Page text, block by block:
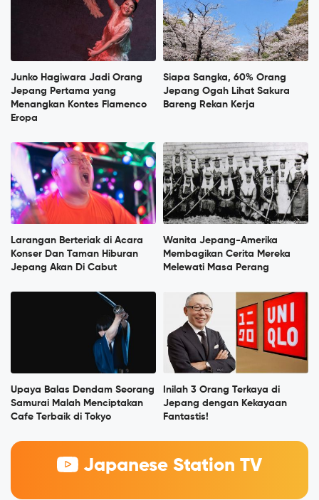
Junko Hagiwara Jadi Orang
Jepang Pertama yang
Menangkan Kontes Flamenco
Eropa
Siapa Sangka, 60% Orang
Jepang Ogah Lihat Sakura
Bareng Rekan Kerja
Larangan Berteriak di Acara
Konser Dan Taman Hiburan
Jepang Akan Di Cabut
Wanita Jepang-Amerika
Membagikan Cerita Mereka
Melewati Masa Perang
Upaya Balas Dendam Seorang
Samurai Malah Menciptakan
Cafe Terbaik di Tokyo
Inilah 3 Orang Terkaya di
Jepang dengan Kekayaan
Fantastis!
Japanese Station TV